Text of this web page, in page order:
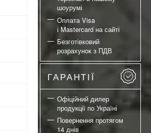
шоурумі
Оплата Visa
і Mastercard на сайті
Безготівковий
розрахунок з ПДВ
ГАРАНТІЇ
Офіційний дилер
продукції по Україні
Повернення протягом
14 днів